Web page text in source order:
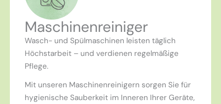
Maschinenreiniger
Wasch- und Spülmaschinen leisten täglich
Höchstarbeit – und verdienen regelmäßige
Pflege.
Mit unseren Maschinenreinigern sorgen Sie für
hygienische Sauberkeit im Inneren Ihrer Geräte,